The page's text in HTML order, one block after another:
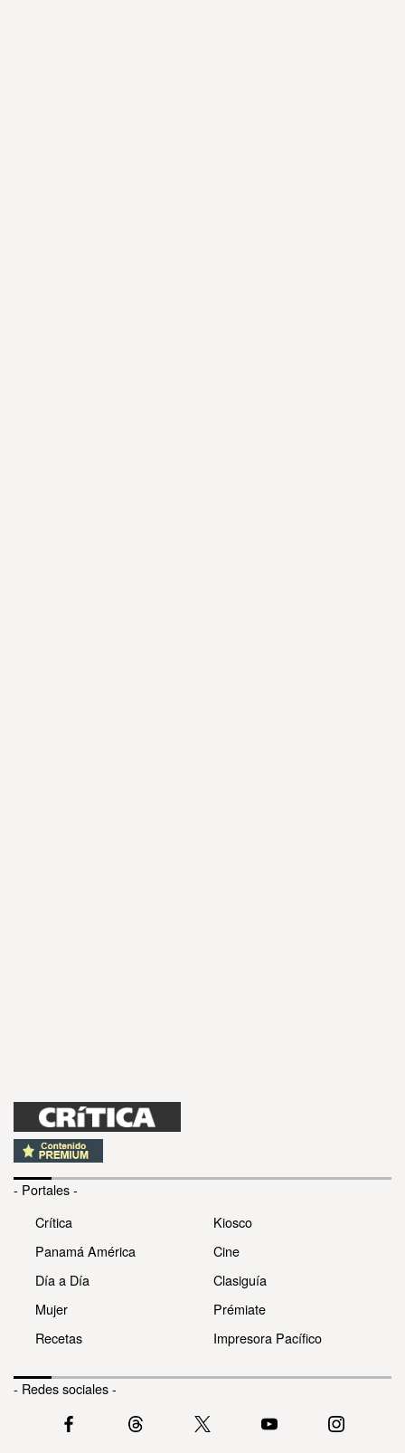
- Portales -
Crítica
Panamá América
Día a Día
Mujer
Recetas
Kiosco
Cine
Clasiguía
Prémiate
Impresora Pacífico
- Redes sociales -